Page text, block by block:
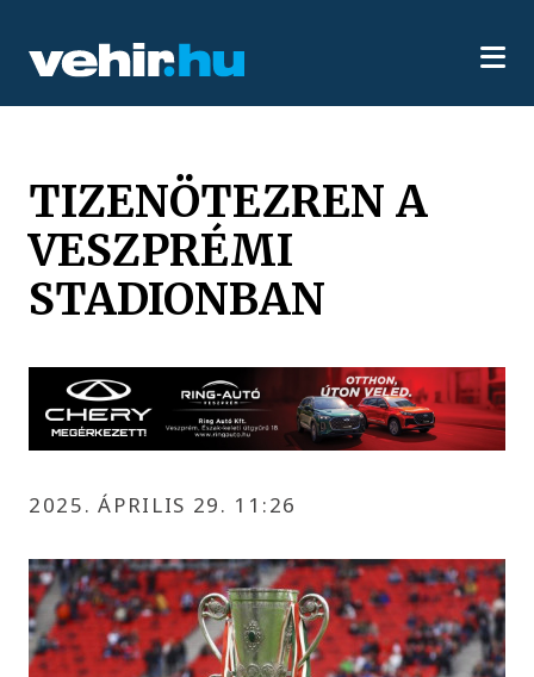
TIZENÖTEZREN A
VESZPRÉMI
STADIONBAN
2025. ÁPRILIS 29. 11:26